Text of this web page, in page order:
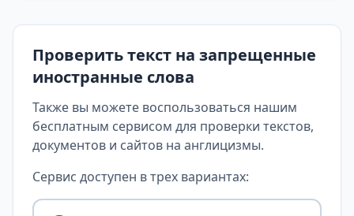
Проверить текст на запрещенные
иностранные слова
Также вы можете воспользоваться нашим
бесплатным сервисом для проверки текстов,
документов и сайтов на англицизмы.
Сервис доступен в трех вариантах: